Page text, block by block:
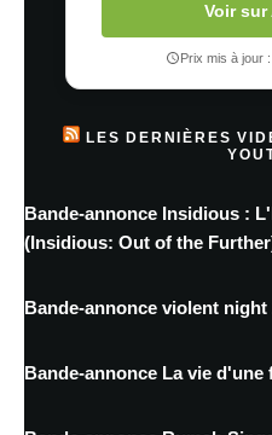
Voir sur
Prix mis à jour
LES DERNIÈRES
Bande-annonce Insidious :
(Insidious: Out of the
Bande-annonce violent night
Bande-annonce La vie d'une